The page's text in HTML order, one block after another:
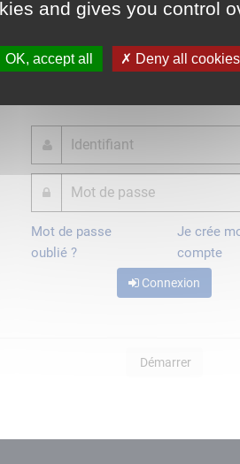
and gives you control
OK, accept all Deny all cookies
Qu'est-ce que FranceConnect
Mot de passe
oublié ?
Je crée
compte
Connexion
Démarrer